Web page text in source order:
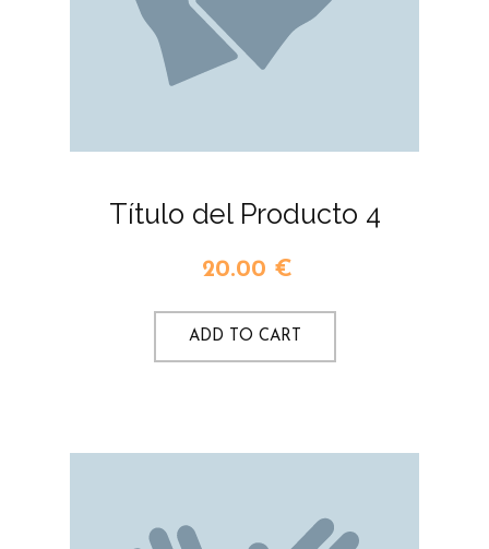
Título del Producto 4
20.00 €
ADD TO CART